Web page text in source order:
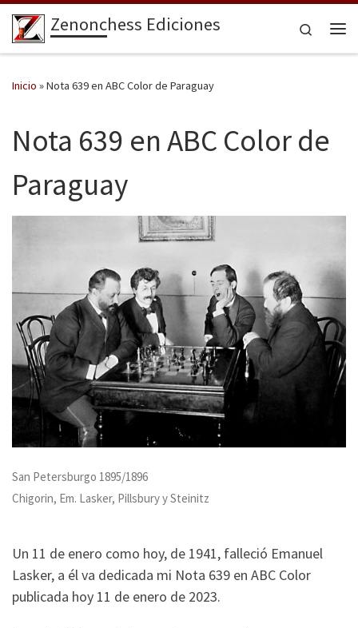
Saltar al contenido
Zenonchess Ediciones
Search
Inicio »Nota 639 en ABC Color de Paraguay
Nota 639 en ABC Color de
Paraguay
San Petersburgo 1895/1896
Chigorin, Em. Lasker, Pillsbury y Steinitz
Un 11 de enero como hoy, de 1941, falleció Emanuel
Lasker, a él va dedicada mi Nota 639 en ABC Color
publicada hoy 11 de enero de 2023.